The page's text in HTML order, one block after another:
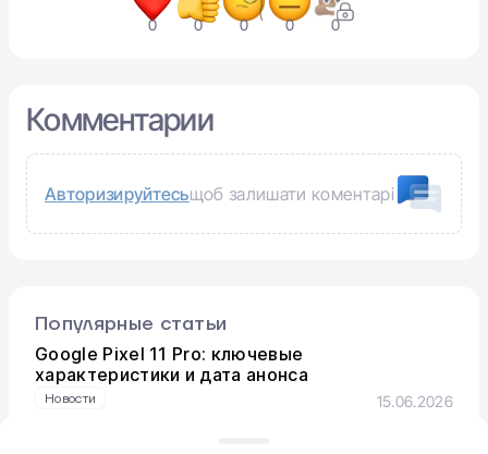
0 0 0 0 0
Комментарии
Авторизируйтесьщоб залишати коментарі
Популярные статьи
Google Pixel 11 Pro: ключевые
характеристики и дата анонса
Новости 15.06.2026